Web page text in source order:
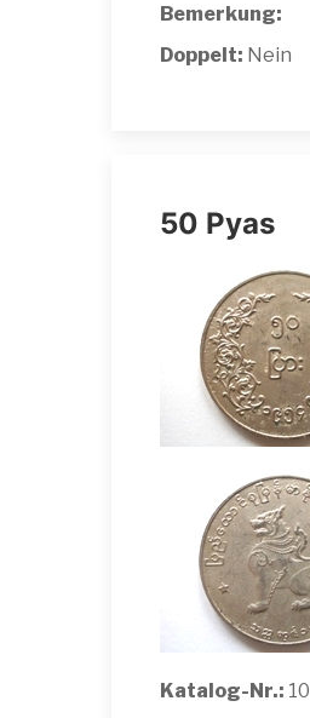
Bemerkung:
Doppelt: Nein
50 Pyas
Katalog-Nr.: 10